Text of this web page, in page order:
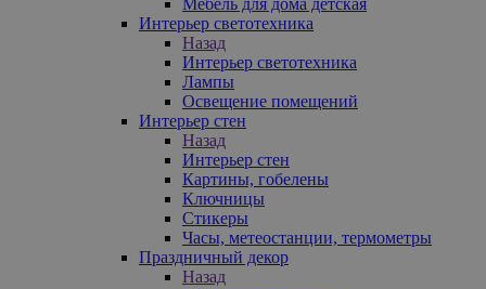
Интерьер светотехника
Назад
Интерьер светотехника
Лампы
Освещение помещений
Интерьер стен
Назад
Интерьер стен
Картины, гобелены
Ключницы
Стикеры
Часы, метеостанции, термометры
Праздничный декор
Назад